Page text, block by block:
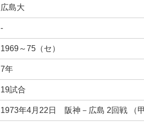
広島大
-
1969～75（セ）
7年
19試合
1973年4月22日 阪神－広島 2回戦 （